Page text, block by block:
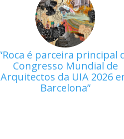
Roca é parceira principal
Congresso Mundial de
Arquitectos da UIA 2026
Barcelona